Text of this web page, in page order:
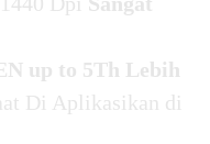
up to 5Th Lebih
Di Aplikasikan di